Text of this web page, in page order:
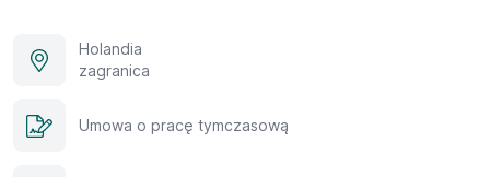
Holandia
zagranica
Umowa o pracę tymczasową